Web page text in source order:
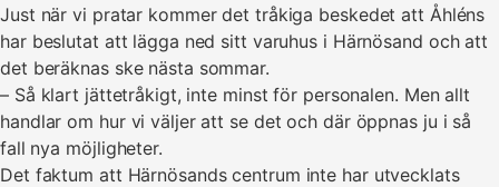
Just när vi pratar kommer det tråkiga beskedet att Åhléns
har beslutat att lägga ned sitt varuhus i Härnösand och att
det beräknas ske nästa sommar.
– Så klart jättetråkigt, inte minst för personalen. Men allt
handlar om hur vi väljer att se det och där öppnas ju i så
fall nya möjligheter.
Det faktum att Härnösands centrum inte har utvecklats